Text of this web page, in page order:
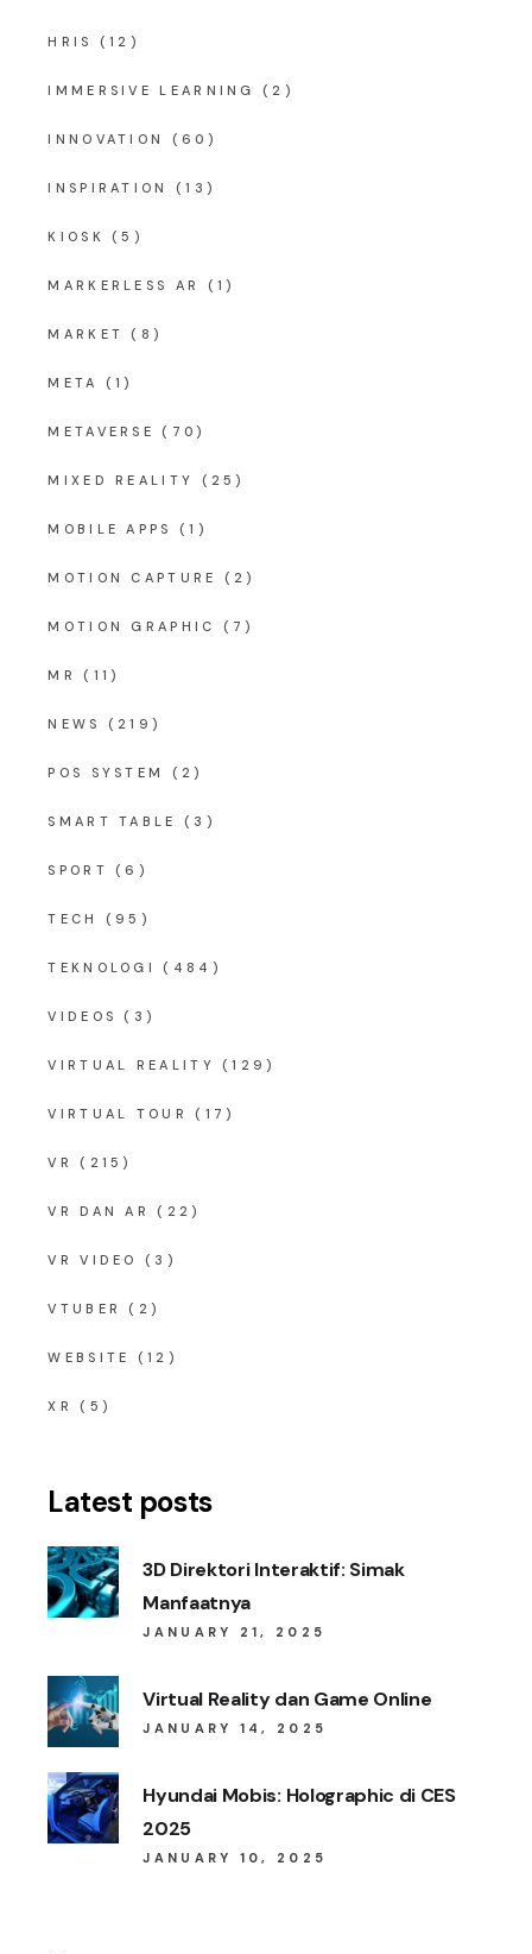
HRIS (12)
IMMERSIVE LEARNING (2)
INNOVATION (60)
INSPIRATION (13)
KIOSK (5)
MARKERLESS AR (1)
MARKET (8)
META (1)
METAVERSE (70)
MIXED REALITY (25)
MOBILE APPS (1)
MOTION CAPTURE (2)
MOTION GRAPHIC (7)
MR (11)
NEWS (219)
POS SYSTEM (2)
SMART TABLE (3)
SPORT (6)
TECH (95)
TEKNOLOGI (484)
VIDEOS (3)
VIRTUAL REALITY (129)
VIRTUAL TOUR (17)
VR (215)
VR DAN AR (22)
VR VIDEO (3)
VTUBER (2)
WEBSITE (12)
XR (5)
Latest posts
3D Direktori Interaktif: Simak
Manfaatnya
JANUARY 21, 2025
Virtual Reality dan Game Online
JANUARY 14, 2025
Hyundai Mobis: Holographic di CES
2025
JANUARY 10, 2025